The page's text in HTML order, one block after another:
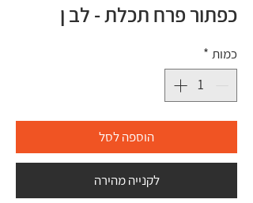
כפתור פרח תכלת - לב ן
כמות *
הוספה לסל
לקנייה מהירה